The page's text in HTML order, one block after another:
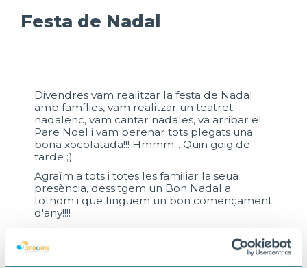
Festa de Nadal
Divendres vam realitzar la festa de Nadal
amb famílies, vam realitzar un teatret
nadalenc, vam cantar nadales, va arribar el
Pare Noel i vam berenar tots plegats una
bona xocolatada!!! Hmmm... Quin goig de
tarde ;)
Agraïm a tots i totes les familiar la seua
presència, dessitgem un Bon Nadal a
tothom i que tinguem un bon començament
d'any!!!!
VINARÒS